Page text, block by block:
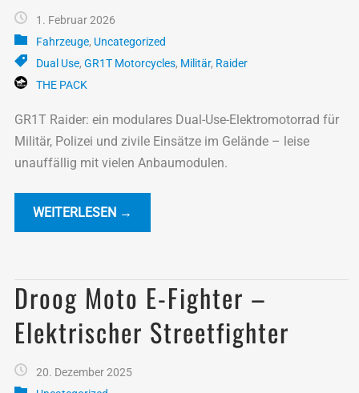
1. Februar 2026
Fahrzeuge, Uncategorized
Dual Use, GR1T Motorcycles, Militär, Raider
THE PACK
GR1T Raider: ein modulares Dual-Use-Elektromotorrad für
Militär, Polizei und zivile Einsätze im Gelände – leise
unauffällig mit vielen Anbaumodulen.
WEITERLESEN →
Droog Moto E-Fighter –
Elektrischer Streetfighter
20. Dezember 2025